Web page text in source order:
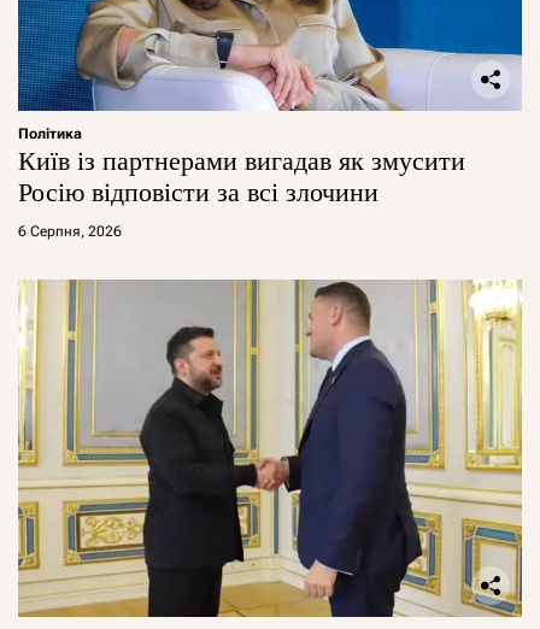
Політика
Київ із партнерами вигадав як змусити
Росію відповісти за всі злочини
6 Серпня, 2026